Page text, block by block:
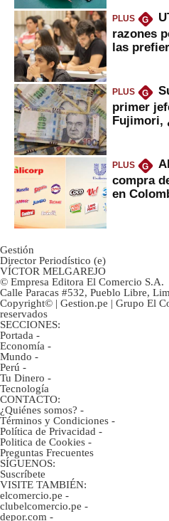
PLUS G
razones
las
PLUS G
primer
Fujimori,
PLUS G
compra
en
Gestión
Director Periodístico (e)
VÍCTOR MELGAREJO
© Empresa Editora El Comercio S.A.
Calle Paracas #532, Pueblo Libre,
Copyright© | Gestion.pe | Grupo El
reservados
SECCIONES:
Portada -
Economía -
Mundo -
Perú -
Tu Dinero -
Tecnología
CONTACTO:
¿Quiénes somos? -
Términos y Condiciones -
Política de Privacidad -
Politica de Cookies -
Preguntas Frecuentes
SÍGUENOS:
Suscríbete
VISITE TAMBIÉN:
elcomercio.pe -
clubelcomercio.pe -
depor.com -